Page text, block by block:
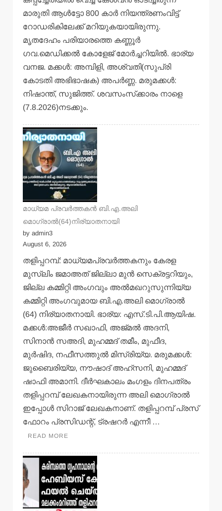
മാരുതി ആള്‍ട്ടോ 800 കാര്‍ നിയന്ത്രണംവിട്ട്
റോഡരികിലേക്ക് മറിയുകയായിരുന്നു.
മൃതദേഹം പരിയാരത്തെ കണ്ണൂര്‍
ഗവ.മെഡിക്കല്‍ കോളേജ് മോര്‍ച്ചറിയില്‍. ഭാര്യ
വനജ. മക്കള്‍: അമ്പിളി, അശ്വതി(സുപ്രി
കോടതി അഭിഭാഷക) അപര്‍ണ്ണ. മരുമക്കള്‍:
നിഷാന്ത്, സുജിത്ത്. ശവസംസ്‌ക്കാരം നാളെ
(7.8.2026)നടക്കും.
മാധ്യമ പ്രവര്‍ത്തകന്‍ ബി.എ.അലി
മൊഗ്രാല്‍(64)നിര്യാതനായി
by admin3
August 6, 2026
തളിപ്പറമ്പ്: മാധ്യമപ്രവര്‍ത്തകനും കേരള
മുസ്ലിം ജമാഅത് ജില്ലാ മുന്‍ സെക്രട്ടറിയും,
ജില്ല കമ്മിറ്റി അംഗവും അല്‍മഖറുസുന്നിയ്യ
കമ്മിറ്റി അംഗവുമായ ബി.എ.അലി മൊഗ്രാല്‍
(64) നിര്യാതനായി. ഭാര്യ: എസ്.ടി.പി.ആയിഷ.
മക്കള്‍:അജീര്‍ സഖാഫി, അജ്മല്‍ അദനി,
സിനാന്‍ സഅദി, മുഹമ്മദ് തമീം, മുഫീദ,
മുര്‍ഷിദ, നഫീസത്തുല്‍ മിസ്രിയ്യ. മരുമക്കള്‍:
ജുബൈരിയ്യ, നൗഷാദ് അഹ്സനി, മുഹമ്മദ്
ഷാഫി അമാനി. ദീര്‍ഘകാലം മംഗളം ദിനപത്രം
തളിപ്പറമ്പ് ലേഖകനായിരുന്ന അലി മൊഗ്രാല്‍
ഇപ്പോള്‍ സിറാജ് ലേഖകനാണ്. തളിപ്പറമ്പ് പ്രസ്
ഫോറം പ്രസിഡന്റ്, ട്രഷറര്‍ എന്നീ …
READ MORE